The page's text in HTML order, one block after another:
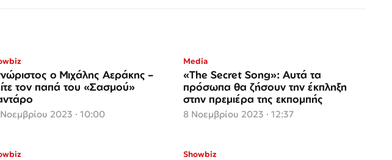
ο Μιχάλης Αεράκης –
τον παπά του «Σασμού»
2023 · 10:00
Media
«The Secret Song»: Αυτά τα
πρόσωπα θα ζήσουν την έκπληξη
στην πρεμιέρα της εκπομπής
8 Νοεμβρίου 2023 · 12:37
Showbiz